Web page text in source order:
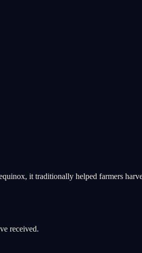
it traditionally helped farmers
received.